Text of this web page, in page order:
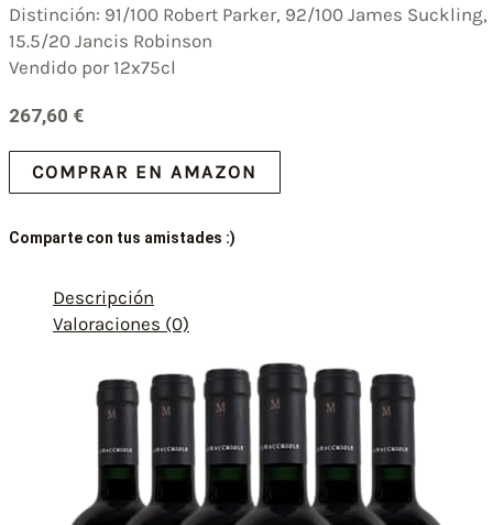
Distinción: 91/100 Robert Parker, 92/100 James Suckling,
15.5/20 Jancis Robinson
Vendido por 12x75cl
267,60 €
COMPRAR EN AMAZON
Comparte con tus amistades :)
Descripción
Valoraciones (0)